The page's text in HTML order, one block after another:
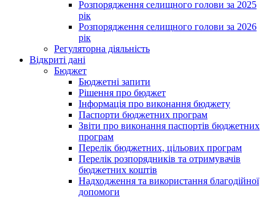
Розпорядження селищного голови за 2025
рік
Розпорядження селищного голови за 2026
рік
Регуляторна діяльність
Відкриті дані
Бюджет
Бюджетні запити
Рішення про бюджет
Інформація про виконання бюджету
Паспорти бюджетних програм
Звіти про виконання паспортів бюджетних
програм
Перелік бюджетних, цільових програм
Перелік розпорядників та отримувачів
бюджетних коштів
Надходження та використання благодійної
допомоги